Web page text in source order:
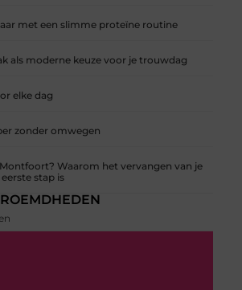
met een slimme proteïne routine
als moderne keuze voor je trouwdag
elke dag
zonder omwegen
Waarom het vervangen van je
stap is